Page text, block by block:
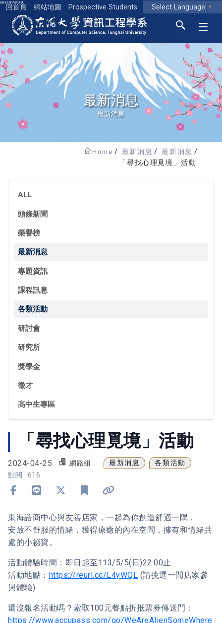
跳到主要內容區塊
回首頁 網站地圖 Prospective Students Select Language ▼
東海大學logo
最新消息
最新消息
Home 最新消息
最新消息
「尋找心理覓境」活動
ALL
頭條新聞
榮譽榜
最新消息
專題資訊
課程訊息
各類活動
研討會
研究所
獎學金
徵才
高中生專區
「尋找心理覓境」活動
2024-04-25 網路組 最新消息
各類活動
點閱 : 616
東海諮商中心與友善店家，一起為你創造舒適一隅，
安放不舒服的情緒，獲得療癒的內在空間，擁有和情緒共
處的小祕寶。
活動體驗時間：即日起至113/5/5(日)22:00止
活動地點： https://reurl.cc/L4yWQL (請挑選一間店家參
與體驗)
還沒報名活動嗎？索取100元餐點折抵票券傳送門：
https://www.accupass.com/go/WeAreAlienSomeWhere